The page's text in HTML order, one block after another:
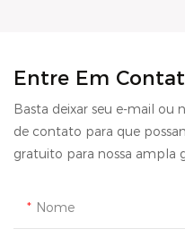
Entre Em
Basta deixar seu e-mail
de contato para que
gratuito para nossa ampla
Nome